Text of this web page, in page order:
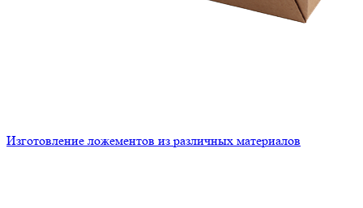
Изготовление ложементов из различных материалов